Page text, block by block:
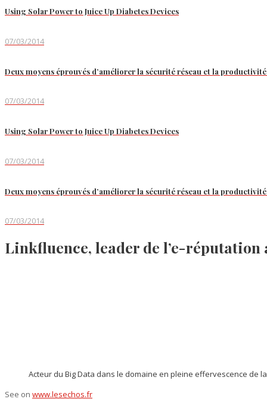
Using Solar Power to Juice Up Diabetes Devices
07/03/2014
Deux moyens éprouvés d’améliorer la sécurité réseau et la
07/03/2014
Using Solar Power to Juice Up Diabetes Devices
07/03/2014
Deux moyens éprouvés d’améliorer la sécurité réseau et la
07/03/2014
Linkfluence, leader de l’e-réputation
Acteur du Big Data dans le domaine en pleine effervescence de
See on www.lesechos.fr